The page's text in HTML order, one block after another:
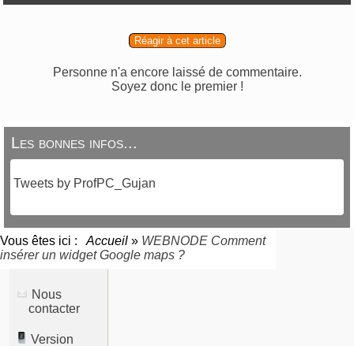
Réagir à cet article
Personne n'a encore laissé de commentaire.
Soyez donc le premier !
Les bonnes infos...
Tweets by ProfPC_Gujan
Vous êtes ici : Accueil » WEBNODE Comment
insérer un widget Google maps ?
Nous
contacter
Version